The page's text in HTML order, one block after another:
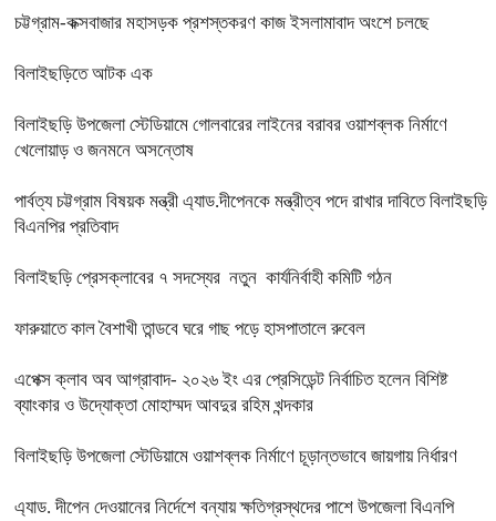
চট্টগ্রাম-কক্সবাজার মহাসড়ক প্রশস্তকরণ কাজ ইসলামাবাদ অংশে চলছে
বিলাইছড়িতে আটক এক
বিলাইছড়ি উপজেলা স্টেডিয়ামে গোলবারের লাইনের বরাবর ওয়াশব্লক নির্মাণে
খেলোয়াড় ও জনমনে অসন্তোষ
পার্বত্য চট্টগ্রাম বিষয়ক মন্ত্রী এ্যাড.দীপেনকে মন্ত্রীত্ব পদে রাখার দাবিতে বিলাইছড়ি
বিএনপির প্রতিবাদ
বিলাইছড়ি প্রেসক্লাবের ৭ সদস্যের নতুন কার্যনির্বাহী কমিটি গঠন
ফারুয়াতে কাল বৈশাখী তান্ডবে ঘরে গাছ পড়ে হাসপাতালে রুবেল
এপেক্স ক্লাব অব আগ্রাবাদ- ২০২৬ ইং এর প্রেসিডেন্ট নির্বাচিত হলেন বিশিষ্ট
ব্যাংকার ও উদ্যোক্তা মোহাম্মদ আবদুর রহিম খন্দকার
বিলাইছড়ি উপজেলা স্টেডিয়ামে ওয়াশব্লক নির্মাণে চূড়ান্তভাবে জায়গায় নির্ধারণ
এ্যাড. দীপেন দেওয়ানের নির্দেশে বন্যায় ক্ষতিগ্রস্থদের পাশে উপজেলা বিএনপি